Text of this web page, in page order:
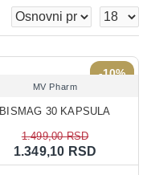
-10%
MV Pharm
BISMAG 30 KAPSULA
1.349,10 RSD
1.499,00 RSD